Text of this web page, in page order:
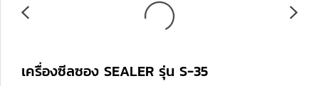
เครื่องซีลซอง SEALER รุ่น S-35